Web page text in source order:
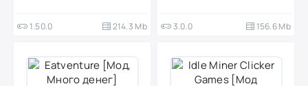
1.50.0 214.3 Mb 3.0.0 156.6 Mb